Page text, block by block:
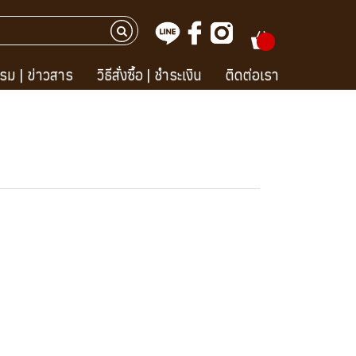
ม | ข่าวสาร วิธีสั่งซื้อ | ชำระเงิน ติดต่อเรา